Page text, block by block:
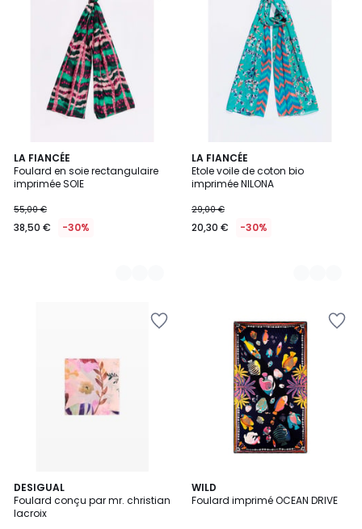
LA FIANCÉE
Foulard en soie rectangulaire
imprimée SOIE
55,00 €
38,50 € -30%
2
Couleurs
LA FIANCÉE
Etole voile de coton bio
imprimée NILONA
29,00 €
20,30 € -30%
3
Couleurs
DESIGUAL
Foulard conçu par mr. christian
lacroix
WILD
Foulard imprimé OCEAN DRIVE
3
Couleurs